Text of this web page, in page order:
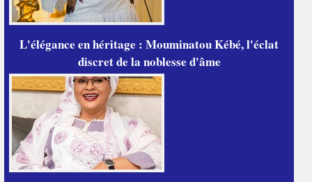
L'élégance en héritage : Mouminatou Kébé, l'éclat
discret de la noblesse d'âme